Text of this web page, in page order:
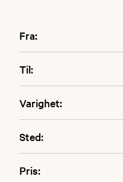
Fra:
Til:
Varighet:
Sted:
Pris: